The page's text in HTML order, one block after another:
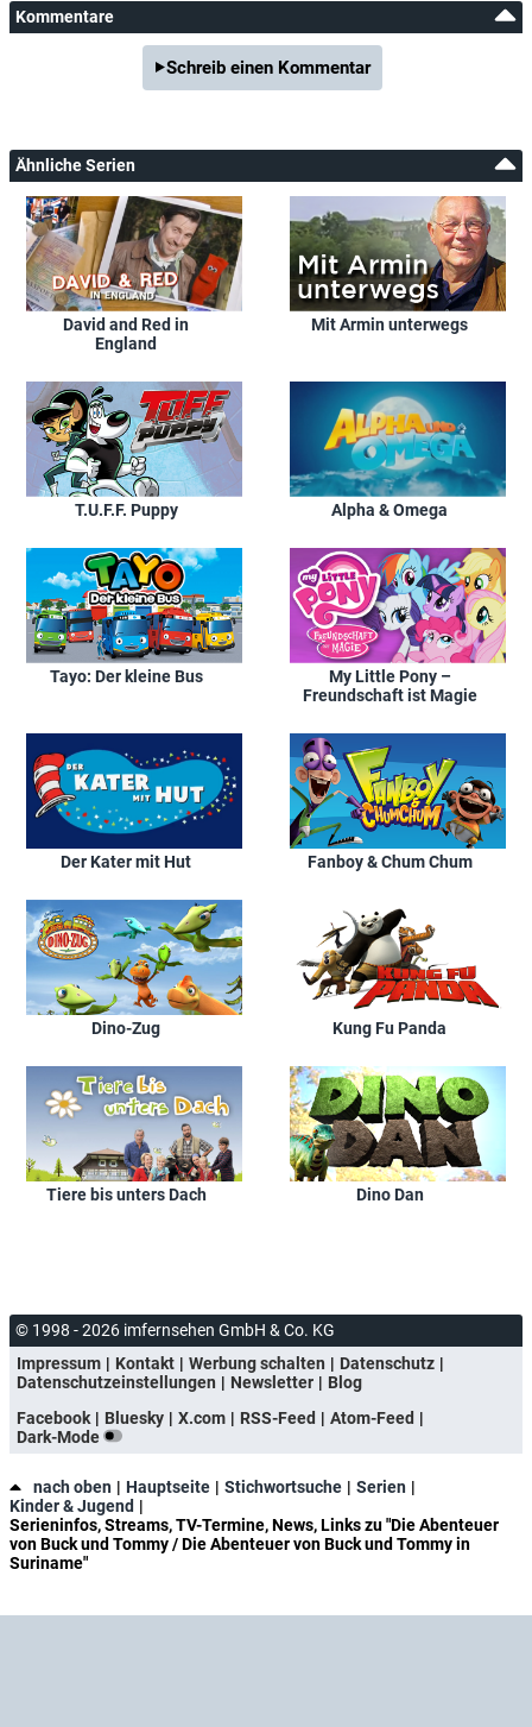
Kommentare
Schreib einen Kommentar
Ähnliche Serien
David and Red in
England
Mit Armin unterwegs
T.U.F.F. Puppy Alpha & Omega
Tayo: Der kleine Bus
My Little Pony –
Freundschaft ist Magie
Der Kater mit Hut Fanboy & Chum Chum
Dino-Zug Kung Fu Panda
Tiere bis unters Dach Dino Dan
© 1998 - 2026 imfernsehen GmbH & Co. KG
Impressum
Kontakt Werbung schalten
Datenschutz
Datenschutzeinstellungen
Newsletter
Blog
Facebook
Bluesky X.com RSS-Feed
Atom-Feed
Dark-Mode
nach oben Hauptseite Stichwortsuche
Serien
Kinder & Jugend
Serieninfos, Streams, TV-Termine, News, Links zu "Die Abenteuer
von Buck und Tommy / Die Abenteuer von Buck und Tommy in
Suriname"